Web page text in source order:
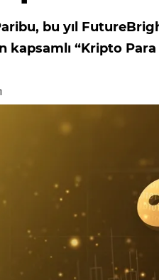
bu yıl
“Kripto Para